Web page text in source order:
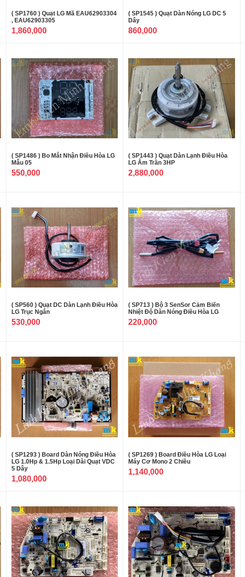
( SP1760 ) Quạt LG Mã EAU62903304
, EAU62903305
1,860,000
( SP1545 ) Quạt Dàn Nóng LG DC 5
Dây
860,000
( SP1486 ) Bo Mắt Nhận Điều Hòa LG
Mẫu 05
550,000
( SP1443 ) Quạt Dàn Lạnh Điều Hòa
LG Âm Trần 3HP
2,880,000
( SP560 ) Quạt DC Dàn Lạnh Điều Hòa
LG Trục Ngắn
530,000
( SP713 ) Bộ 3 SenSor Cảm Biến
Nhiệt Độ Dàn Nóng Điều Hòa LG
220,000
( SP1293 ) Board Dàn Nóng Điều Hòa
LG 1.0Hp & 1.5Hp Loại Dài Quạt VDC
5 Dây
1,080,000
( SP1269 ) Board Điều Hòa LG Loại
Máy Cơ Mono 2 Chiều
1,140,000